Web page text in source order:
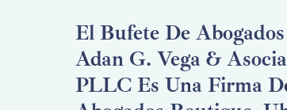
El Bufete De
Adan G. Vega &
PLLC Es Una Firma